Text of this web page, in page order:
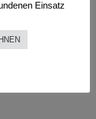
Einsatz